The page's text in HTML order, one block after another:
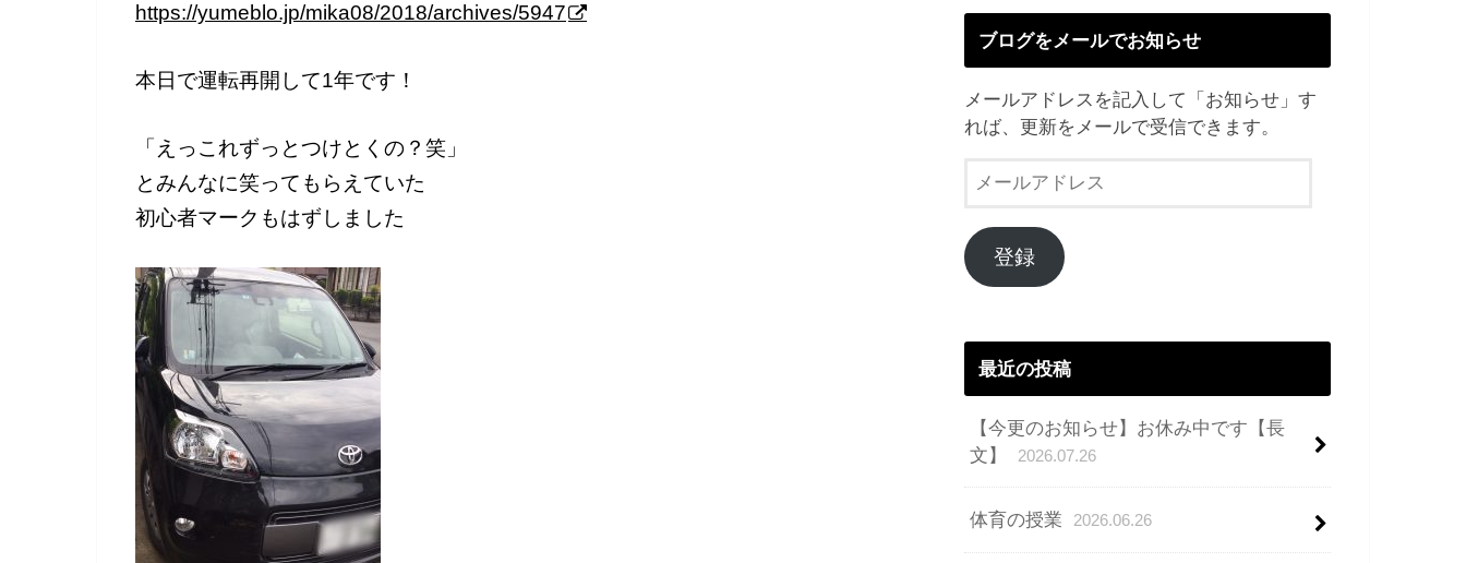
https://yumeblo.jp/mika08/2018/archives/5947
本日で運転再開して1年です！
「えっこれずっとつけとくの？笑」
とみんなに笑ってもらえていた
初心者マークもはずしました
ブログをメールでお知らせ
メールアドレスを記入して「お知らせ」す
れば、更新をメールで受信できます。
ル
ア
ド
登録
最近の投稿
【今更のお知らせ】お休み中です【長
文】
2026.07.26
体育の授業 2026.06.26